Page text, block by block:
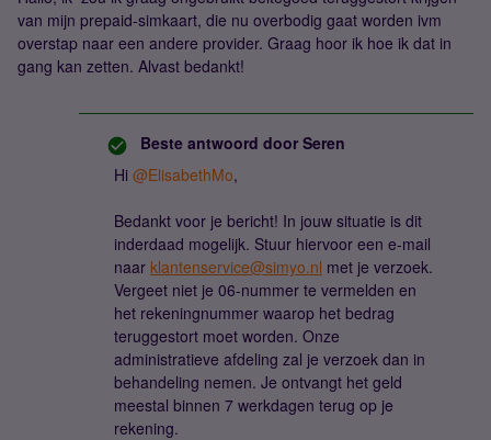
van mijn prepaid-simkaart, die nu overbodig gaat worden ivm
overstap naar een andere provider. Graag hoor ik hoe ik dat in
gang kan zetten. Alvast bedankt!
Beste antwoord door Seren
Hi ​ @ElisabethMo,
Bedankt voor je bericht! In jouw situatie is dit
inderdaad mogelijk. Stuur hiervoor een e-mail
naar klantenservice@simyo.nl met je verzoek.
Vergeet niet je 06-nummer te vermelden en
het rekeningnummer waarop het bedrag
teruggestort moet worden. Onze
administratieve afdeling zal je verzoek dan in
behandeling nemen. Je ontvangt het geld
meestal binnen 7 werkdagen terug op je
rekening.